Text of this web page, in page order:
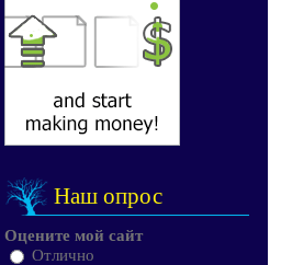
Наш опрос
Оцените мой сайт
Отлично